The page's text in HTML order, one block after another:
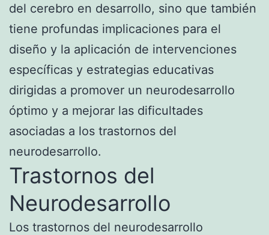
del cerebro en desarrollo, sino que también
tiene profundas implicaciones para el
diseño y la aplicación de intervenciones
específicas y estrategias educativas
dirigidas a promover un neurodesarrollo
óptimo y a mejorar las dificultades
asociadas a los trastornos del
neurodesarrollo.
Trastornos del
Neurodesarrollo
Los trastornos del neurodesarrollo